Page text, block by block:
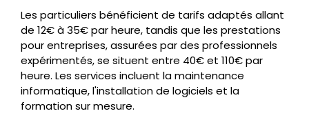
Les particuliers bénéficient de tarifs adaptés allant
de 12€ à 35€ par heure, tandis que les prestations
pour entreprises, assurées par des professionnels
expérimentés, se situent entre 40€ et 110€ par
heure. Les services incluent la maintenance
informatique, l'installation de logiciels et la
formation sur mesure.